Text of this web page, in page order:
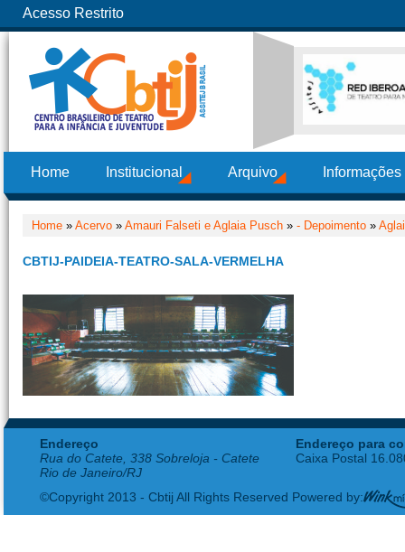
Acesso Restrito
Home Institucional Arquivo
Home » Acervo » Amauri Falseti e Aglaia Pusch » - Depoimento »
CBTIJ-PAIDEIA-TEATRO-SALA-VERMELHA
Endereço
Rua do Catete, 338 Sobreloja - Catete
Rio de Janeiro/RJ
Endereço para
Caixa Postal
©Copyright 2013 - Cbtij All Rights Reserved Powered by: